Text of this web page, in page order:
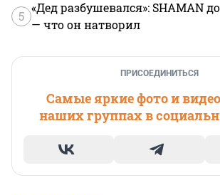
5
«Дед разбушевался»: SHAMAN
— что он натворил
ПРИСОЕДИНИТЬСЯ
Самые яркие фото и
наших группах в